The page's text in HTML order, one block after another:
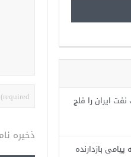
ذخیره
ایران را فلج
بازدارنده